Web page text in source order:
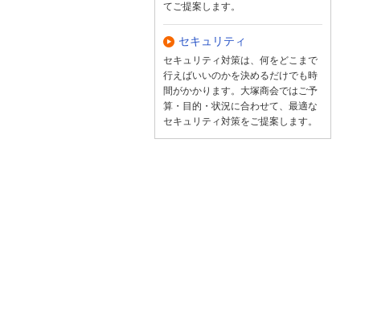
てご提案します。
セキュリティ
セキュリティ対策は、何をどこまで
行えばいいのかを決めるだけでも時
間がかかります。大塚商会ではご予
算・目的・状況に合わせて、最適な
セキュリティ対策をご提案します。